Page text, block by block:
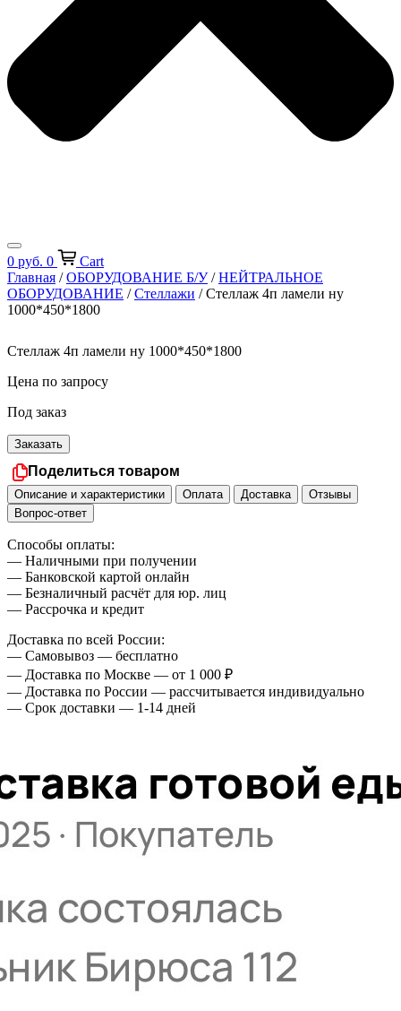
0 руб. 0
Cart
Главная /ОБОРУДОВАНИЕ Б/У/НЕЙТРАЛЬНОЕ
ОБОРУДОВАНИЕ /Стеллажи / Стеллаж 4п ламели ну
1000*450*1800
Стеллаж 4п ламели ну 1000*450*1800
Цена по запросу
Под заказ
Заказать
Поделиться товаром
Описание и характеристики Оплата Доставка
Отзывы
Вопрос-ответ
Способы оплаты:
— Наличными при получении
— Банковской картой онлайн
— Безналичный расчёт для юр. лиц
— Рассрочка и кредит
Доставка по всей России:
— Самовывоз — бесплатно
— Доставка по Москве — от 1 000 ₽
— Доставка по России — рассчитывается индивидуально
— Срок доставки — 1-14 дней